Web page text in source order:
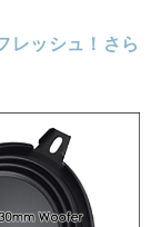
ッシュ！さら